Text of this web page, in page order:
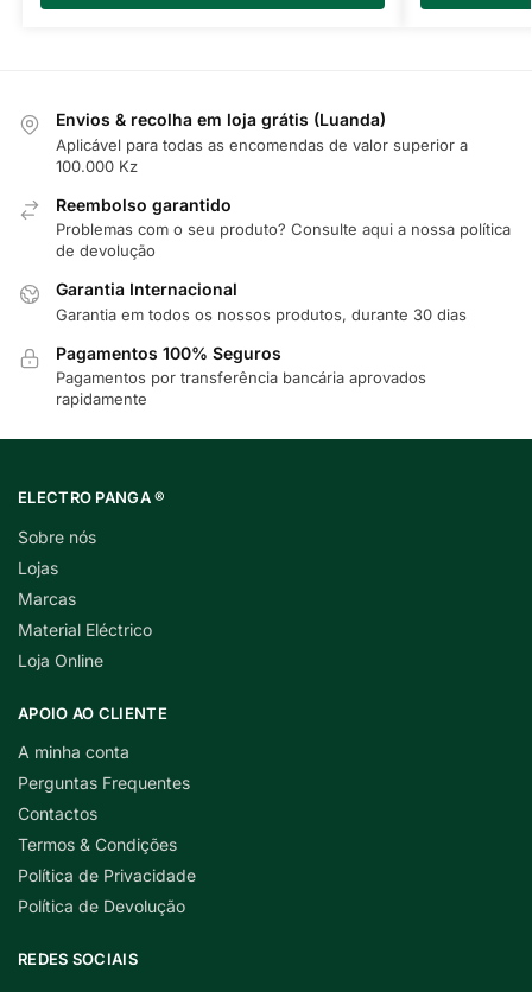
Envios & recolha em loja grátis (Luanda)
Aplicável para todas as encomendas de valor superior a
100.000 Kz
Reembolso garantido
Problemas com o seu produto? Consulte aqui a nossa política
de devolução
Garantia Internacional
Garantia em todos os nossos produtos, durante 30 dias
Pagamentos 100% Seguros
Pagamentos por transferência bancária aprovados
rapidamente
ELECTRO PANGA ®
Sobre nós
Lojas
Marcas
Material Eléctrico
Loja Online
APOIO AO CLIENTE
A minha conta
Perguntas Frequentes
Contactos
Termos & Condições
Política de Privacidade
Política de Devolução
REDES SOCIAIS